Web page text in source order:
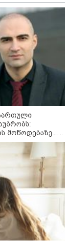
ტექნიკური
-
ანალიზი
დიდი
მოუწევს...
29 წელი
მოწოდებაზე...
ოპერაცია"